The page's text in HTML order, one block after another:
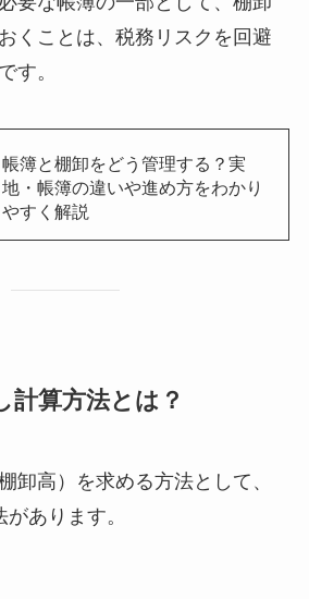
くことは、税務リスクを回避
す。
帳簿と棚卸をどう管理する？実
地・帳簿の違いや進め方をわかり
やすく解説
計算方法とは？
卸高）を求める方法として、
あります。